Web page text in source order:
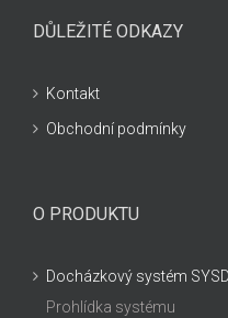
DŮLEŽITÉ ODKAZY
Kontakt
Obchodní podmínky
O PRODUKTU
Docházkový systém
Prohlídka systému